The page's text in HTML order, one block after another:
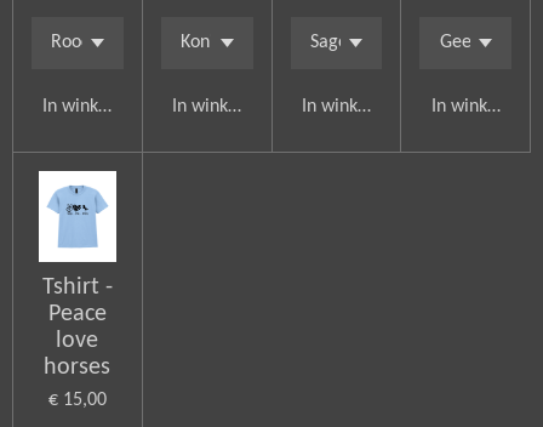
In winkelwagen In winkelwagen In winkelwagen In
Tshirt -
Peace
love
horses
€ 15,00